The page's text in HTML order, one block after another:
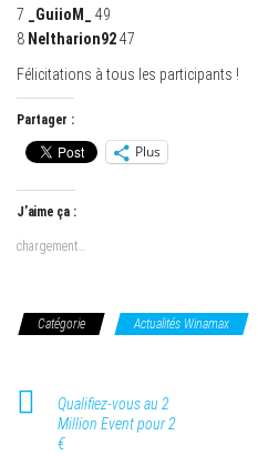
7
_GuiioM_ 49
8 Neltharion9247
Félicitations à tous les participants !
Partager :
Plus
J’aime ça :
chargement…
Catégorie Actualités Winamax
Qualifiez-vous au 2
Million Event pour 2
€